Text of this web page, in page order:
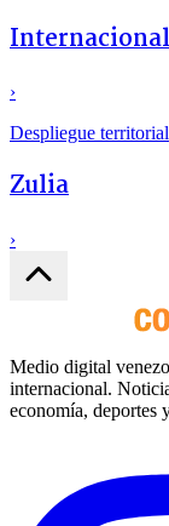
›
Despliegue territorial
Zulia
›
Medio digital
internacional.
economía, deportes